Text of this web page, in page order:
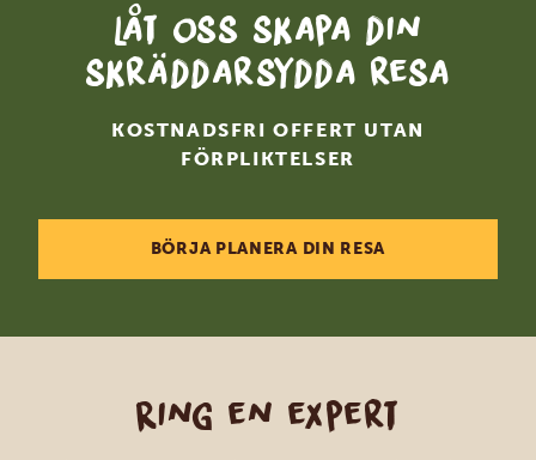
Låt oss skapa din
skräddarsydda resa
KOSTNADSFRI OFFERT UTAN
FÖRPLIKTELSER
BÖRJA PLANERA DIN RESA
Ring en expert